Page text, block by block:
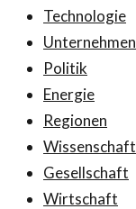
Technologie
Unternehmen
Politik
Energie
Regionen
Wissenschaft
Gesellschaft
Wirtschaft